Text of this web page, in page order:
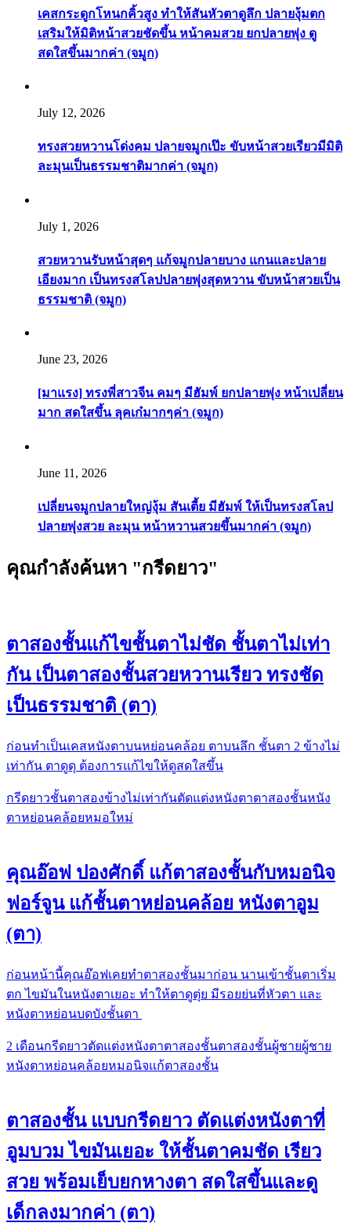
เคสกระดูกโหนกคิ้วสูง ทำให้สันหัวตาดูลึก ปลายงุ้มตก
เสริมให้มิติหน้าสวยชัดขึ้น หน้าคมสวย ยกปลายพุ่ง ดู
สดใสขึ้นมากค่า (จมูก)
July 12, 2026
ทรงสวยหวานโด่งคม ปลายจมูกเป๊ะ ขับหน้าสวยเรียวมีมิติ
ละมุนเป็นธรรมชาติมากค่า (จมูก)
July 1, 2026
สวยหวานรับหน้าสุดๆ แก้จมูกปลายบาง แกนและปลาย
เอียงมาก เป็นทรงสโลปปลายพุ่งสุดหวาน ขับหน้าสวยเป็น
ธรรมชาติ (จมูก)
June 23, 2026
[มาแรง] ทรงพี่สาวจีน คมๆ มีฮัมพ์ ยกปลายพุ่ง หน้าเปลี่ยน
มาก สดใสขึ้น ลุคเก๋มากๆค่า (จมูก)
June 11, 2026
เปลี่ยนจมูกปลายใหญ่งุ้ม สันเตี้ย มีฮัมพ์ ให้เป็นทรงสโลป
ปลายพุ่งสวย ละมุน หน้าหวานสวยขึ้นมากค่า (จมูก)
คุณกำลังค้นหา "กรีดยาว"
ตาสองชั้นแก้ไขชั้นตาไม่ชัด ชั้นตาไม่เท่า
กัน เป็นตาสองชั้นสวยหวานเรียว ทรงชัด
เป็นธรรมชาติ (ตา)
ก่อนทำเป็นเคสหนังตาบนหย่อนคล้อย ตาบนลึก ชั้นตา 2 ข้างไม่
เท่ากัน ตาดูดุ ต้องการแก้ไขให้ดูสดใสขึ้น
กรีดยาวชั้นตาสองข้างไม่เท่ากันตัดแต่งหนังตาตาสองชั้นหนัง
ตาหย่อนคล้อยหมอใหม่
คุณอ๊อฟ ปองศักดิ์ แก้ตาสองชั้นกับหมอนิจ
ฟอร์จูน แก้ชั้นตาหย่อนคล้อย หนังตาอูม
(ตา)
ก่อนหน้านี้คุณอ๊อฟเคยทำตาสองชั้นมาก่อน นานเข้าชั้นตาเริ่ม
ตก ไขมันในหนังตาเยอะ ทำให้ตาดูตุ่ย มีรอยย่นที่หัวตา และ
หนังตาหย่อนบดบังชั้นตา
2 เดือนกรีดยาวตัดแต่งหนังตาตาสองชั้นตาสองชั้นผู้ชายผู้ชาย
หนังตาหย่อนคล้อยหมอนิจแก้ตาสองชั้น
ตาสองชั้น แบบกรีดยาว ตัดแต่งหนังตาที่
อูมบวม ไขมันเยอะ ให้ชั้นตาคมชัด เรียว
สวย พร้อมเย็บยกหางตา สดใสขึ้นและดู
เด็กลงมากค่า (ตา)